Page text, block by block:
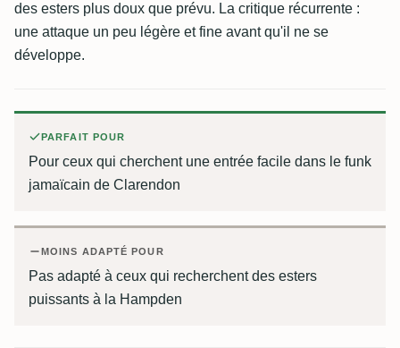
des esters plus doux que prévu. La critique récurrente :
une attaque un peu légère et fine avant qu'il ne se
développe.
PARFAIT POUR
Pour ceux qui cherchent une entrée facile dans le funk
jamaïcain de Clarendon
MOINS ADAPTÉ POUR
Pas adapté à ceux qui recherchent des esters
puissants à la Hampden